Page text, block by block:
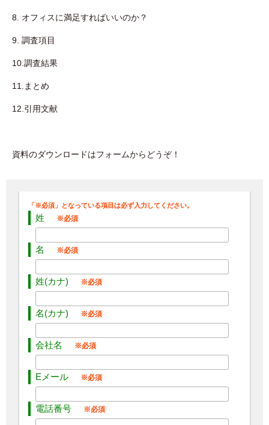
8. オフィスに満足すればいいのか？
9. 調査項目
10.調査結果
11.まとめ
12.引用文献
資料のダウンロードはフォームからどうぞ！
姓
名
姓(カナ)
名(カナ)
会社名
Eメール
電話番号